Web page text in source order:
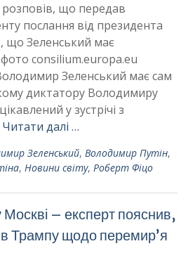
що передав
послання від президента
що Зеленський має
consilium.europa.eu
Зеленський має сам
диктатору Володимиру
у зустрічі з
Читати далі …
Зеленський, Володимир Путін,
, Новини світу, Роберт Фіцо
– експерт пояснив,
Трампу щодо перемирʼя